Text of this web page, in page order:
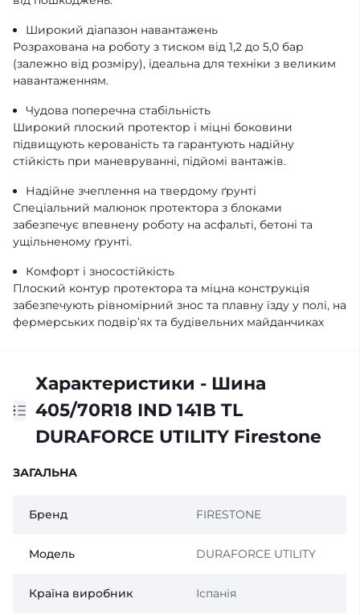
Широкий діапазон навантажень
Розрахована на роботу з тиском від 1,2 до 5,0 бар
(залежно від розміру), ідеальна для техніки з великим
навантаженням.
Чудова поперечна стабільність
Широкий плоский протектор і міцні боковини
підвищують керованість та гарантують надійну
стійкість при маневруванні, підйомі вантажів.
Надійне зчеплення на твердому ґрунті
Спеціальний малюнок протектора з блоками
забезпечує впевнену роботу на асфальті, бетоні та
ущільненому ґрунті.
Комфорт і зносостійкість
Плоский контур протектора та міцна конструкція
забезпечують рівномірний знос та плавну їзду у полі, на
фермерських подвір’ях та будівельних майданчиках
Характеристики - Шина
405/70R18 IND 141B TL
DURAFORCE UTILITY Firestone
ЗАГАЛЬНА
Бренд FIRESTONE
Модель DURAFORCE UTILITY
Країна виробник Іспанія